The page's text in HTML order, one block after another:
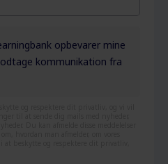
opbevarer mine
kommunikation fra